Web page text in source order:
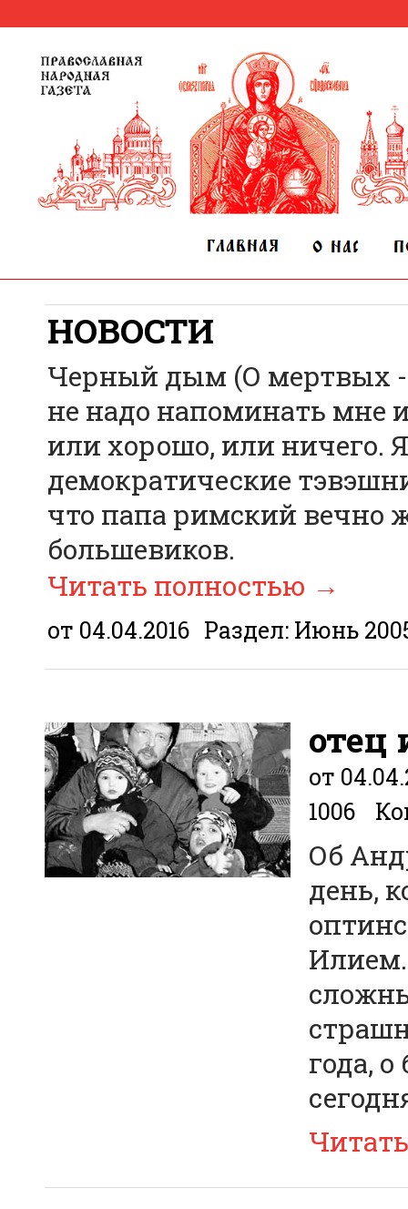
НОВОСТИ
Черный дым (О мертвых -
не надо напоминать мне
или хорошо, или ничего.
демократические
что папа римский вечно
большевиков.
Читать полностью →
от 04.04.2016 Раздел: Июнь
отец
от
1006
Об
день,
Илием.
года,